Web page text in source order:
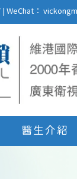
WeChat：
醫生介紹